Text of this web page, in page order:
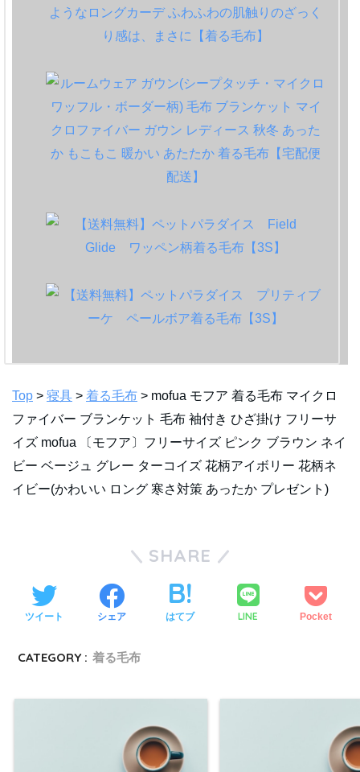
Top > 寝具 > 着る毛布 > mofua モフア 着る毛布 マイクロ
ファイバー ブランケット 毛布 袖付き ひざ掛け フリーサ
イズ mofua 〔モフア〕フリーサイズ ピンク ブラウン ネイ
ビー ベージュ グレー ターコイズ 花柄アイボリー 花柄ネ
イビー(かわいい ロング 寒さ対策 あったか プレゼント)
SHARE
ツイート シェア はてブ LINE Pocket
CATEGORY : 着る毛布